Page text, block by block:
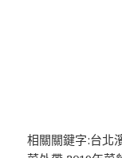
相關關鍵字:台北